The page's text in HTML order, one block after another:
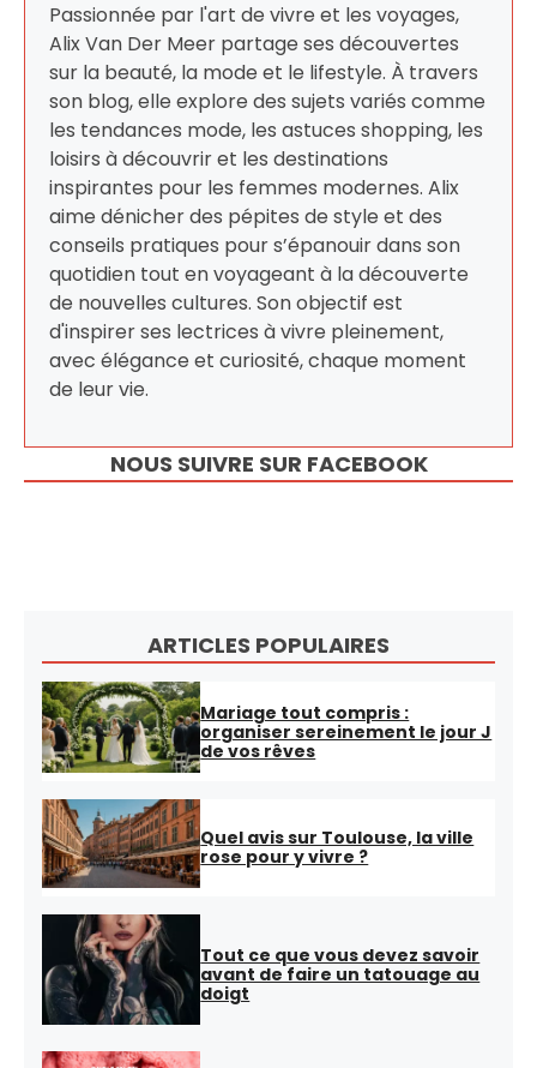
Passionnée par l'art de vivre et les voyages,
Alix Van Der Meer partage ses découvertes
sur la beauté, la mode et le lifestyle. À travers
son blog, elle explore des sujets variés comme
les tendances mode, les astuces shopping, les
loisirs à découvrir et les destinations
inspirantes pour les femmes modernes. Alix
aime dénicher des pépites de style et des
conseils pratiques pour s’épanouir dans son
quotidien tout en voyageant à la découverte
de nouvelles cultures. Son objectif est
d'inspirer ses lectrices à vivre pleinement,
avec élégance et curiosité, chaque moment
de leur vie.
NOUS SUIVRE SUR FACEBOOK
ARTICLES POPULAIRES
Mariage tout compris :
organiser sereinement le jour J
de vos rêves
Quel avis sur Toulouse, la ville
rose pour y vivre ?
Tout ce que vous devez savoir
avant de faire un tatouage au
doigt